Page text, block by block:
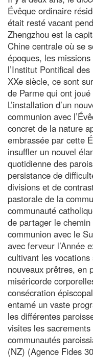
Évêque ordinaire
était resté vacant
Zhengzhou est la
Chine centrale où se
époques, les
l’Institut Pontifical
XXe siècle, ce sont
de Parme qui ont
L’installation d’un
communion avec
concret de la nature
embrassée par cette
insuffler un nouvel
quotidienne des
persistance de
divisions et de
pastorale de la
communauté
de partager le chemin
communion avec le
avec ferveur l’Année
cultivant les
nouveaux prêtres, en
miséricorde
consécration
entamé un vaste
les différentes
visites les
communautés
(NZ) (Agence Fides